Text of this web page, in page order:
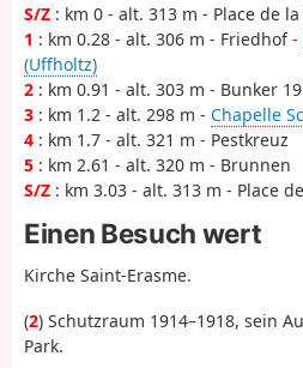
S/Z : km 0 - alt. 313 m - Place de
1 : km 0.28 - alt. 306 m - Friedhof -
(Uffholtz)
2 : km 0.91 - alt. 303 m - Bunker
3 : km 1.2 - alt. 298 m - Chapelle
4 : km 1.7 - alt. 321 m - Pestkreuz
5 : km 2.61 - alt. 320 m - Brunnen
S/Z : km 3.03 - alt. 313 m - Place
Einen Besuch wert
Kirche Saint-Erasme.
(2) Schutzraum 1914–1918, sein
Park.